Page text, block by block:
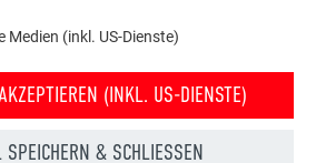
Medien (inkl. US-Dienste)
(INKL. US-DIENSTE)
& SCHLIESSEN